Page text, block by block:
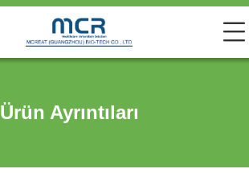
Ürün Ayrıntıları